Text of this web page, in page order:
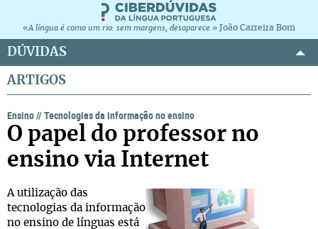
«A língua é como um rio: sem margens, desaparece.» João Carreira Bom
DÚVIDAS
ARTIGOS
Ensino//Tecnologias da informação no ensino
O papel do professor no
ensino via Internet
A utilização das
tecnologias da informação
no ensino de línguas está